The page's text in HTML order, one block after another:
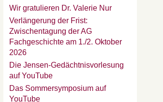
Wir gratulieren Dr. Valerie Nur
Verlängerung der Frist:
Zwischentagung der AG
Fachgeschichte am 1./2. Oktober
2026
Die Jensen-Gedächtnisvorlesung
auf YouTube
Das Sommersymposium auf
YouTube